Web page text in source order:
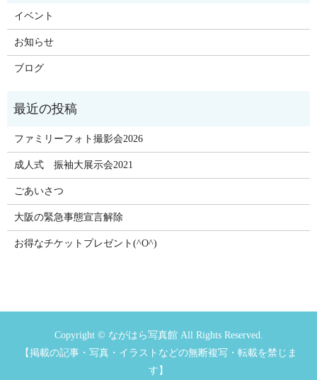
イベント
お知らせ
ブログ
ファミリーフォト撮影会2026
成人式 振袖大展示会2021
ごあいさつ
大阪の緊急事態宣言解除
お得なチケットプレゼント(^O^)
Copyright © ながはら写真館 All Rights Reserved.
【掲載の記事・写真・イラストなどの無断複写・転載を禁じま
す】